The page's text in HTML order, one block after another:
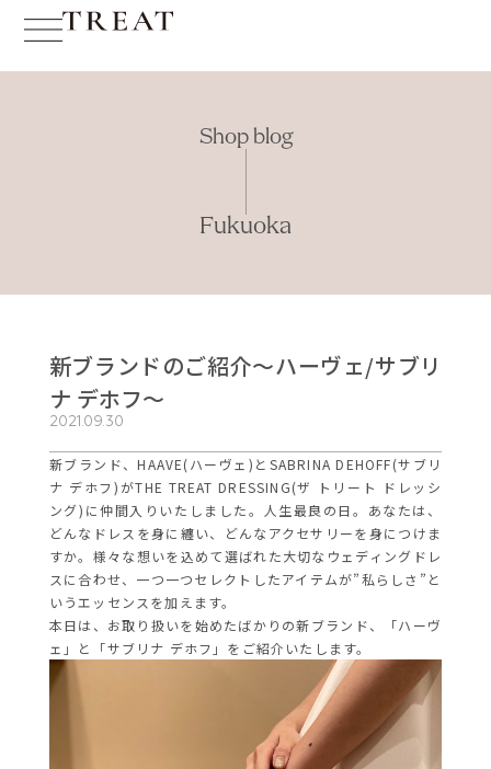
Shop blog
Fukuoka
新ブランドのご紹介～ハーヴェ/サブリ
ナ デホフ～
2021.09.30
新ブランド、HAAVE(ハーヴェ)とSABRINA DEHOFF(サブリ
ナ デホフ)がTHE TREAT DRESSING(ザ トリート ドレッシ
ング)に仲間入りいたしました。
人生最良の日。あなたは、
どんなドレスを身に纏い、どんなアクセサリーを身につけま
すか。様々な想いを込めて選ばれた大切なウェディングドレ
スに合わせ、一つ一つセレクトしたアイテムが”私らしさ”と
いうエッセンスを加えます。
本日は、お取り扱いを始めたばかりの新ブランド、「ハーヴ
ェ」と「サブリナ デホフ」をご紹介いたします。